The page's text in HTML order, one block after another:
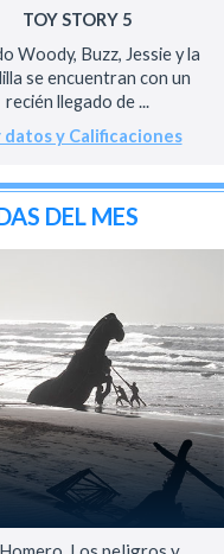
TOY STORY 5
Woody, Buzz, Jessie y la
se encuentran con un
recién llegado de ...
datos y Calificaciones
DEL MES